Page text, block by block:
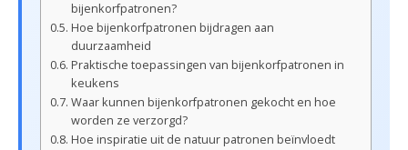
bijenkorfpatronen?
Hoe bijenkorfpatronen bijdragen aan
duurzaamheid
Praktische toepassingen van bijenkorfpatronen in
keukens
Waar kunnen bijenkorfpatronen gekocht en hoe
worden ze verzorgd?
Hoe inspiratie uit de natuur patronen beïnvloedt